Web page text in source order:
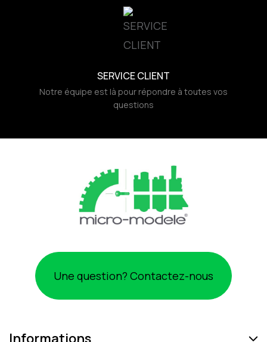
SERVICE CLIENT
Notre équipe est là pour répondre à toutes vos
questions
Une question? Contactez-nous
Informations